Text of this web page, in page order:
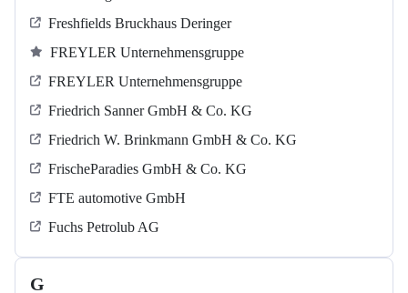
Freshfields Bruckhaus Deringer
FREYLER Unternehmensgruppe
FREYLER Unternehmensgruppe
Friedrich Sanner GmbH & Co. KG
Friedrich W. Brinkmann GmbH & Co. KG
FrischeParadies GmbH & Co. KG
FTE automotive GmbH
Fuchs Petrolub AG
G